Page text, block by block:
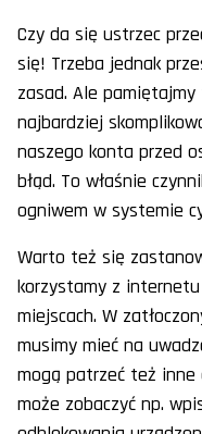
Czy da się ustrzec
się! Trzeba jednak
zasad. Ale
najbardziej
naszego konta przed
błąd. To właśnie
ogniwem w systemie
Warto też się
korzystamy z
miejscach. W
musimy mieć na
mogą patrzeć też inne
może zobaczyć np.